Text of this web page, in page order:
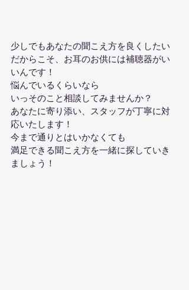
少しでもあなたの聞こえ方を良くしたい
だからこそ、お耳のお供には補聴器がい
いんです！
悩んでいるくらいなら
いっそのこと相談してみませんか？
あなたに寄り添い、スタッフが丁寧に対
応いたします！
今まで通りとはいかなくても
満足できる聞こえ方を一緒に探していき
ましょう！